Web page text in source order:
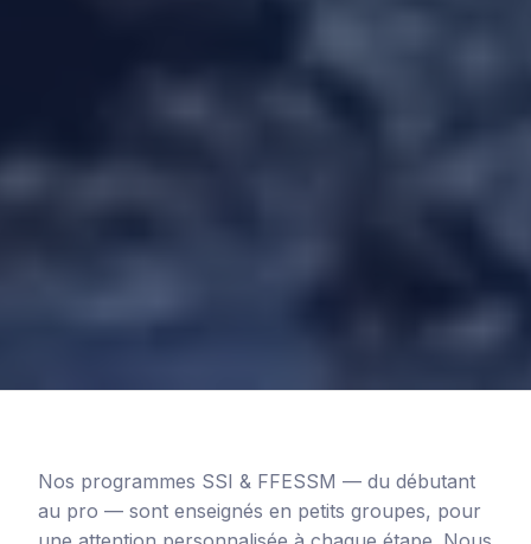
Nos programmes SSI & FFESSM — du débutant
au pro — sont enseignés en petits groupes, pour